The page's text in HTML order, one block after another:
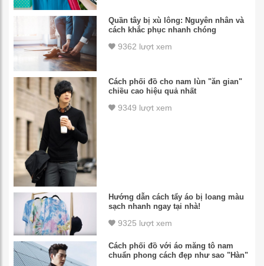
Quần tây bị xù lông: Nguyên nhân và
cách khắc phục nhanh chóng
9362 lượt xem
Cách phối đồ cho nam lùn "ăn gian"
chiều cao hiệu quả nhất
9349 lượt xem
Hướng dẫn cách tẩy áo bị loang màu
sạch nhanh ngay tại nhà!
9325 lượt xem
Cách phối đồ với áo măng tô nam
chuẩn phong cách đẹp như sao "Hàn"